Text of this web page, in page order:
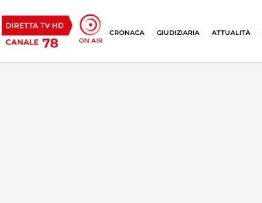
CRONACA GIUDIZIARIA ATTUALITÀ